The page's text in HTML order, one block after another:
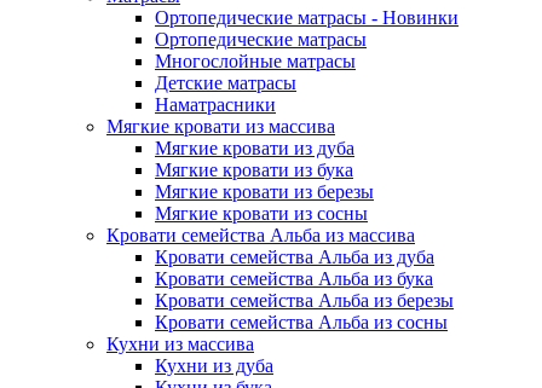
Ортопедические матрасы - Новинки
Ортопедические матрасы
Многослойные матрасы
Детские матрасы
Наматрасники
Мягкие кровати из массива
Мягкие кровати из дуба
Мягкие кровати из бука
Мягкие кровати из березы
Мягкие кровати из сосны
Кровати семейства Альба из массива
Кровати семейства Альба из дуба
Кровати семейства Альба из бука
Кровати семейства Альба из березы
Кровати семейства Альба из сосны
Кухни из массива
Кухни из дуба